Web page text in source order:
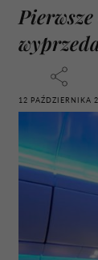
12 PAŹDZIERNIKA